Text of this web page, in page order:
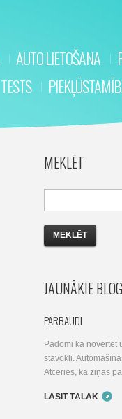
AUTO LIETOŠANA
TESTS
MEKLĒT
JAUNĀKIE
PĀRBAUDI
Padomi kā novērtēt
stāvokli.
Atceries, ka ziņas
LASĪT TĀLĀK